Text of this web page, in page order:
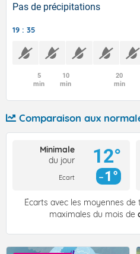
Pas de précipitations
19 : 35
5
min
10
min
20
min
Comparaison aux
Minimale
du jour
Ecart
12°
1°
Écarts avec les moyennes
maximales du mois de